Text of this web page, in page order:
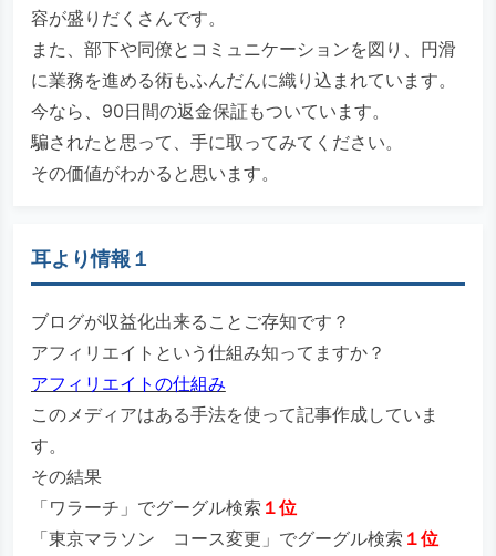
容が盛りだくさんです。
また、部下や同僚とコミュニケーションを図り、円滑
に業務を進める術もふんだんに織り込まれています。
今なら、90日間の返金保証もついています。
騙されたと思って、手に取ってみてください。
その価値がわかると思います。
耳より情報１
ブログが収益化出来ることご存知です？
アフィリエイトという仕組み知ってますか？
アフィリエイトの仕組み
このメディアはある手法を使って記事作成していま
す。
その結果
「ワラーチ」でグーグル検索 １位
「東京マラソン コース変更」でグーグル検索 １位